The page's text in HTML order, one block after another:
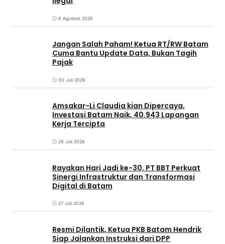
6 Agustus 2026
Jangan Salah Paham! Ketua RT/RW Batam
Cuma Bantu Update Data, Bukan Tagih
Pajak
30 Juli 2026
Amsakar-Li Claudia kian Dipercaya,
Investasi Batam Naik, 40.943 Lapangan
Kerja Tercipta
29 Juli 2026
Rayakan Hari Jadi ke-30, PT BBT Perkuat
Sinergi Infrastruktur dan Transformasi
Digital di Batam
27 Juli 2026
Resmi Dilantik, Ketua PKB Batam Hendrik
Siap Jalankan Instruksi dari DPP